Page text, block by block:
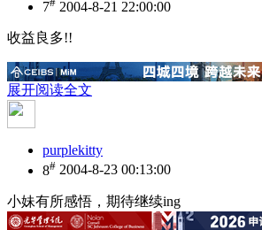
7
2004-8-21 22:00:00
收益良多!!
展开阅读全文
purplekitty
8# 2004-8-23 00:13:00
小妹有所感悟，期待继续ing